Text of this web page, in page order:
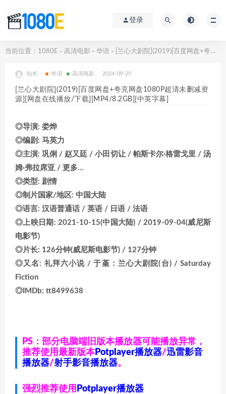
登录
当前位置： 1080E > 高清电影 > 华语 > [兰心大剧院](2019)[百度网盘+夸克网盘1080P超清未删减资源][网盘在线播放/下载][MP4/8.2GB][中英字幕]
站长 华语 高清电影 2024-09-25
[兰心大剧院](2019)[百度网盘+夸克网盘1080P超清未删减资
源][网盘在线播放/下载][MP4/8.2GB][中英字幕]
◎导演: 娄烨
◎编剧: 马英力
◎主演: 巩俐 / 赵又廷 / 小田切让 / 帕斯卡尔·格雷戈里 / 汤
姆·弗拉席亚 / 更多…
◎类型: 剧情
◎制片国家/地区: 中国大陆
◎语言: 汉语普通话 / 英语 / 日语 / 法语
◎上映日期: 2021-10-15(中国大陆) / 2019-09-04(威尼斯
电影节)
◎片长: 126分钟(威尼斯电影节) / 127分钟
◎又名: 礼拜六小说 / 于堇：兰心大剧院(台) / Saturday
Fiction
◎IMDb: tt8499638
PS：部分电脑端旧版本播放器可能播放异常，
推荐使用最新版本Potplayer播放器/迅雷影音
播放器/射手影音播放器。
强烈推荐使用 Potplayer播放器